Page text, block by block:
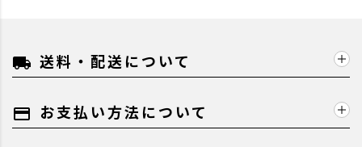
local_shipping 送料・配送について
payment お支払い方法について